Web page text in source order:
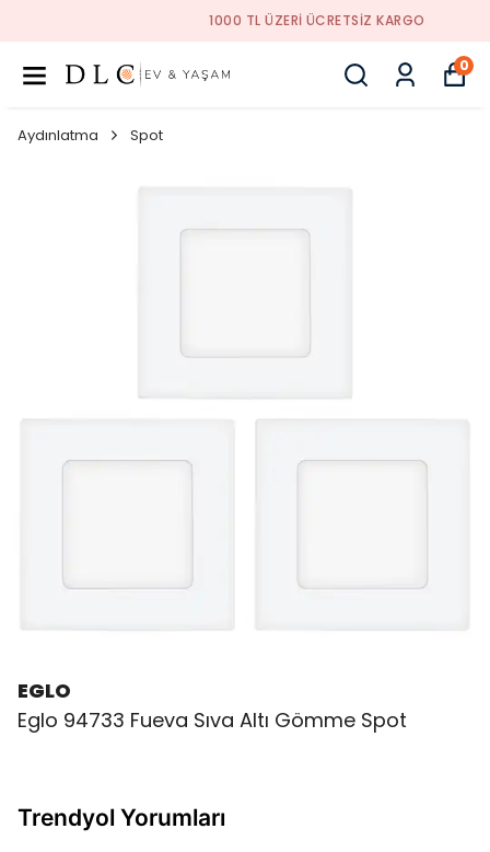
1000 TL ÜZERI ÜCRETSIZ KARGO
0
Aydınlatma Spot
EGLO
Eglo 94733 Fueva Sıva Altı Gömme Spot
Trendyol Yorumları